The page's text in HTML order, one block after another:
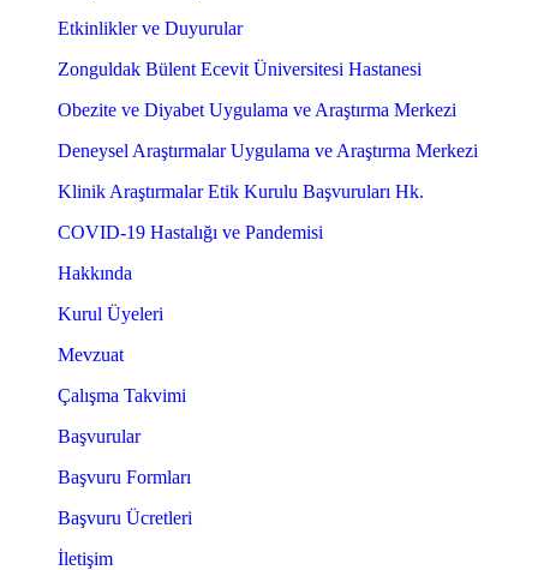
Etkinlikler ve Duyurular
Zonguldak Bülent Ecevit Üniversitesi Hastanesi
Obezite ve Diyabet Uygulama ve Araştırma Merkezi
Deneysel Araştırmalar Uygulama ve Araştırma Merkezi
Klinik Araştırmalar Etik Kurulu Başvuruları Hk.
COVID-19 Hastalığı ve Pandemisi
Hakkında
Kurul Üyeleri
Mevzuat
Çalışma Takvimi
Başvurular
Başvuru Formları
Başvuru Ücretleri
İletişim